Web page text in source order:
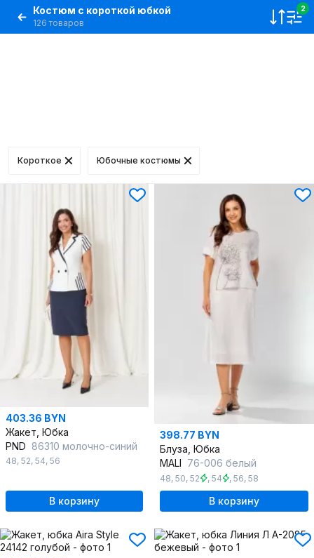
Костюм с короткой юбкой
126 товаров
2
Короткое Юбочные костюмы
403.36 BYN
Жакет, Юбка
PND 86310 молочно-синий
48, 52, 54, 56
В корзину
398.77 BYN
Блуза, Юбка
MALI 76-006 белый
48, 50, 52 , 54 , 56, 58
В корзину